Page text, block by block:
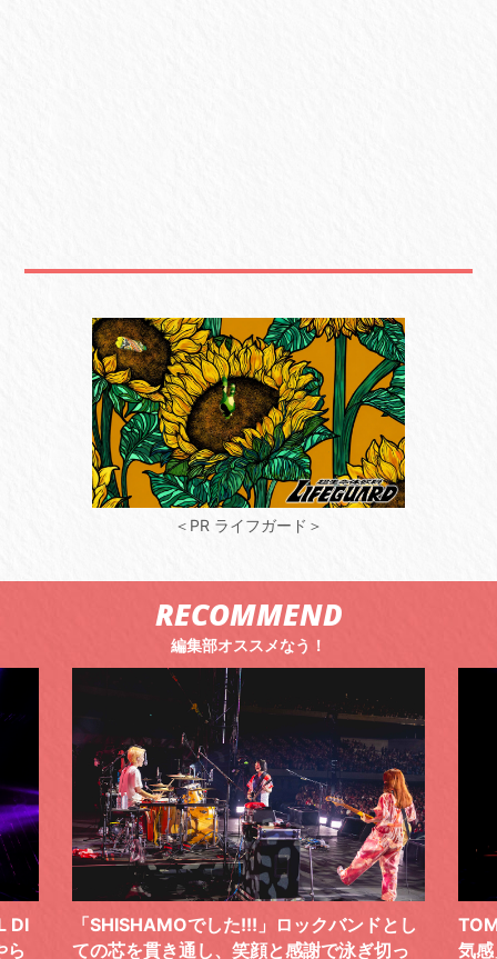
＜PR ライフガード＞
RECOMMEND
編集部オススメなう！
DI
ら
「SHISHAMOでした!!!」ロックバンドとし
ての芯を貫き通し、笑顔と感謝で泳ぎ切っ
気